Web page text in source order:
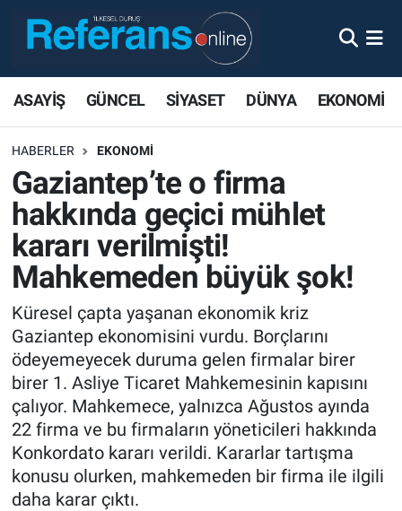
ASAYİŞ GÜNCEL SİYASET DÜNYA EKONOMİ
HABERLER EKONOMİ
Gaziantep’te o firma
hakkında geçici mühlet
kararı verilmişti!
Mahkemeden büyük şok!
Küresel çapta yaşanan ekonomik kriz
Gaziantep ekonomisini vurdu. Borçlarını
ödeyemeyecek duruma gelen firmalar birer
birer 1. Asliye Ticaret Mahkemesinin kapısını
çalıyor. Mahkemece, yalnızca Ağustos ayında
22 firma ve bu firmaların yöneticileri hakkında
Konkordato kararı verildi. Kararlar tartışma
konusu olurken, mahkemeden bir firma ile ilgili
daha karar çıktı.